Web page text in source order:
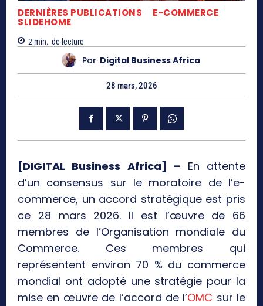
DERNIÈRES PUBLICATIONS E-COMMERCE
SLIDEHOME
2 min. de lecture
Par Digital Business Africa
28 mars, 2026
[DIGITAL Business Africa] – En attente
d’un consensus sur le moratoire de l’e-
commerce, un accord stratégique est pris
ce 28 mars 2026. Il est l’œuvre de 66
membres de l’Organisation mondiale du
Commerce. Ces membres qui
représentent environ 70 % du commerce
mondial ont adopté une stratégie pour la
mise en œuvre de l’accord de l’OMC sur le